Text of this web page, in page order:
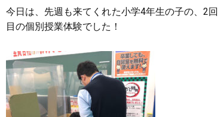
今日は、先週も来てくれた小学4年生の子の、2回
目の個別授業体験でした！